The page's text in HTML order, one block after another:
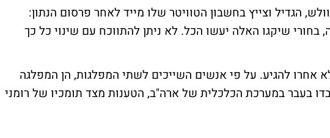
הגדיל וצייץ בחשבון הטוויטר שלו מייד לאחר פרסום הנתון:
שיקגו האלה יעשו הכל. לא ניתן להתווכח עם שינוי כל כך
אחרו להגיע. על פי אנשים השייכים לשתי המפלגות, הן המפלגה
בעבר במערכת הכלכלית של ארה"ב, הטענות מצד תומכיו של רומני